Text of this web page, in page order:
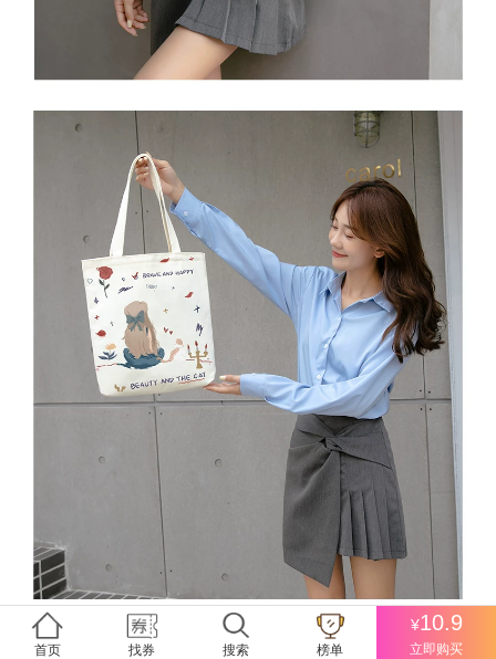
首页 找券 搜索 榜单
¥10.9
立即购买